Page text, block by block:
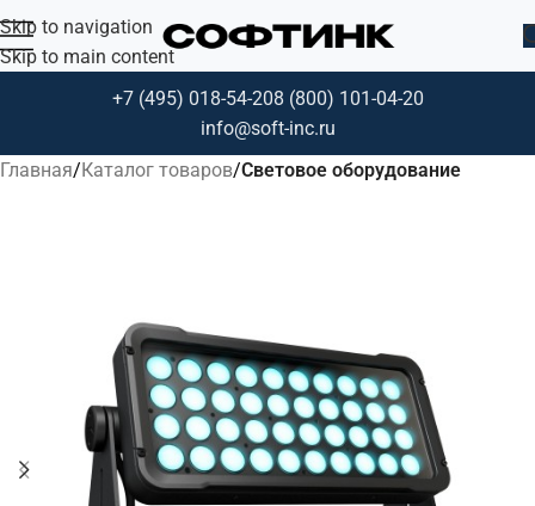
Skip to navigation
Skip to main content
+7 (495) 018-54-208 (800) 101-04-20
info@soft-inc.ru
Главная Каталог товаров Световое оборудование